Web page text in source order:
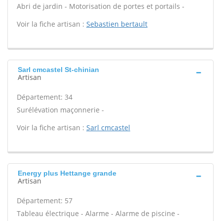
Abri de jardin - Motorisation de portes et portails -
Voir la fiche artisan : Sebastien bertault
Sarl cmcastel St-chinian
Artisan
Département: 34
Surélévation maçonnerie -
Voir la fiche artisan : Sarl cmcastel
Energy plus Hettange grande
Artisan
Département: 57
Tableau électrique - Alarme - Alarme de piscine -